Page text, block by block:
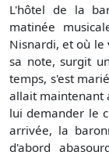
L'hôtel de la
matinée
Nisnardi, et où le
sa note, surgit
temps, s'est
allait maintenant
lui demander le
arrivée, la
d'abord